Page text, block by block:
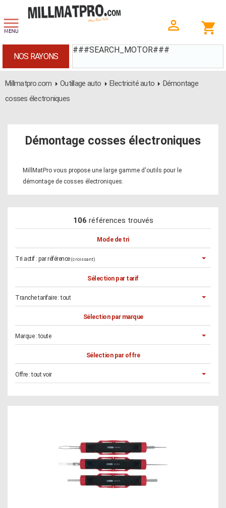
###SEARCH_MOTOR###
NOS RAYONS
Millmatpro.com Outillage auto Electricité auto
Démontage
cosses électroniques
Démontage cosses électroniques
MillMatPro vous propose une large gamme d'outils pour le
démontage de cosses électroniques.
106 références trouvés
Mode de tri
Tri actif : par référence (croissant)
Sélection par tarif
Tranche tarifaire :tout
Sélection par marque
Marque :toute
Sélection par offre
Offre :tout voir